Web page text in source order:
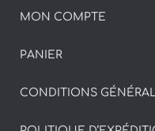
MON COMPTE
PANIER
CONDITIONS